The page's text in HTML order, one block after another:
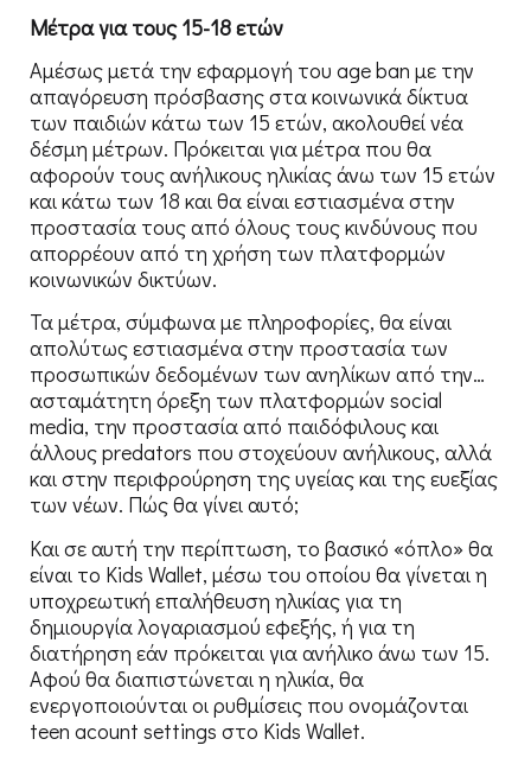
Μέτρα για τους 15-18 ετών
Αμέσως μετά την εφαρμογή του age ban με την
απαγόρευση πρόσβασης στα κοινωνικά δίκτυα
των παιδιών κάτω των 15 ετών, ακολουθεί νέα
δέσμη μέτρων. Πρόκειται για μέτρα που θα
αφορούν τους ανήλικους ηλικίας άνω των 15 ετών
και κάτω των 18 και θα είναι εστιασμένα στην
προστασία τους από όλους τους κινδύνους που
απορρέουν από τη χρήση των πλατφορμών
κοινωνικών δικτύων.
Τα μέτρα, σύμφωνα με πληροφορίες, θα είναι
απολύτως εστιασμένα στην προστασία των
προσωπικών δεδομένων των ανηλίκων από την…
ασταμάτητη όρεξη των πλατφορμών social
media, την προστασία από παιδόφιλους και
άλλους predators που στοχεύουν ανήλικους, αλλά
και στην περιφρούρηση της υγείας και της ευεξίας
των νέων. Πώς θα γίνει αυτό;
Και σε αυτή την περίπτωση, το βασικό «όπλο» θα
είναι το Kids Wallet, μέσω του οποίου θα γίνεται η
υποχρεωτική επαλήθευση ηλικίας για τη
δημιουργία λογαριασμού εφεξής, ή για τη
διατήρηση εάν πρόκειται για ανήλικο άνω των 15.
Αφού θα διαπιστώνεται η ηλικία, θα
ενεργοποιούνται οι ρυθμίσεις που ονομάζονται
teen acount settings στο Kids Wallet.